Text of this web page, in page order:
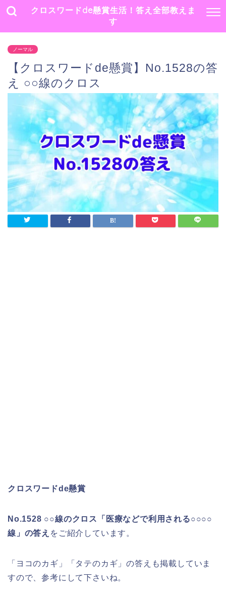
クロスワードde懸賞生活！答え全部教えま
す
ノーマル
【クロスワードde懸賞】No.1528の答
え ○○線のクロス
クロスワードde懸賞
No.1528 ○○線のクロス「医療などで利用される○○○○
線」の答え をご紹介しています。
「ヨコのカギ」「タテのカギ」の答えも掲載していま
すので、参考にして下さいね。